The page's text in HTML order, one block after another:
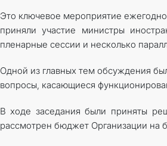
Это ключевое мероприятие
приняли участие министры
пленарные сессии и несколько
Одной из главных тем обсуждения
вопросы, касающиеся
В ходе заседания были приняты
рассмотрен бюджет Организации на